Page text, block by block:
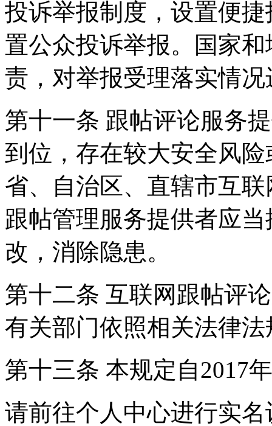
投诉举报制度，设置便
置公众投诉举报。国家
责，对举报受理落实情
第十一条 跟帖评论服务
到位，存在较大安全风
省、自治区、直辖市互
跟帖管理服务提供者应
改，消除隐患。
第十二条 互联网跟帖评
有关部门依照相关法律
第十三条 本规定自2017
请前往个人中心进行实名